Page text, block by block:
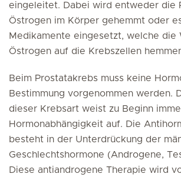
eingeleitet. Dabei wird entweder die
Östrogen im Körper gehemmt oder
Medikamente eingesetzt, welche die
Östrogen auf die Krebszellen
Beim Prostatakrebs muss keine
Bestimmung vorgenommen werden.
dieser Krebsart weist zu Beginn
Hormonabhängigkeit auf. Die
besteht in der Unterdrückung der
Geschlechtshormone (Androgene,
Diese antiandrogene Therapie wird